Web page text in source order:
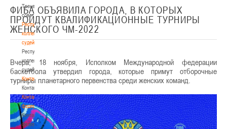
Тренерский
совет
Республиканская
коллегия
судей
Республиканская
коллегия
судей
Контакты
Контакты
Контакты
федерации
Контакты
федерации
ФИБА ОБЪЯВИЛА ГОРОДА, В КОТОРЫХ
ПРОЙДУТ КВАЛИФИКАЦИОННЫЕ ТУРНИРЫ
ЖЕНСКОГО ЧМ-2022
Вчера, 18 ноября, Исполком Международной федерации
баскетбола утвердил города, которые примут отборочные
турниры планетарного первенства среди женских команд.